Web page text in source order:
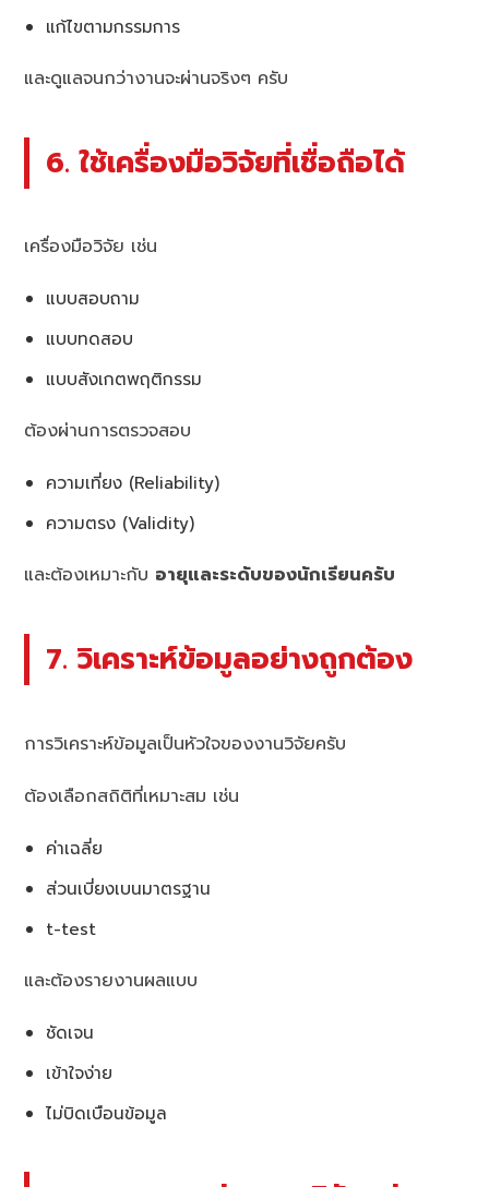
แก้ไขตามกรรมการ
และดูแลจนกว่างานจะผ่านจริงๆ ครับ
6. ใช้เครื่องมือวิจัยที่เชื่อถือได้
เครื่องมือวิจัย เช่น
แบบสอบถาม
แบบทดสอบ
แบบสังเกตพฤติกรรม
ต้องผ่านการตรวจสอบ
ความเที่ยง (Reliability)
ความตรง (Validity)
และต้องเหมาะกับ อายุและระดับของนักเรียนครับ
7. วิเคราะห์ข้อมูลอย่างถูกต้อง
การวิเคราะห์ข้อมูลเป็นหัวใจของงานวิจัยครับ
ต้องเลือกสถิติที่เหมาะสม เช่น
ค่าเฉลี่ย
ส่วนเบี่ยงเบนมาตรฐาน
t-test
และต้องรายงานผลแบบ
ชัดเจน
เข้าใจง่าย
ไม่บิดเบือนข้อมูล